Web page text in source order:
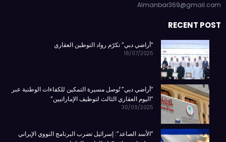
Almanbar369@gmail.com
RECENT POST
“أراضي دبي” تكرّم رواد التوطين العقاري
18/07/2025
“أراضي دبي” تُوصل مسيرة التمكين للكفاءات الوطنية عبر
“اليوم العقاري الثالث لتوظيف الإماراتيين”
30/09/2025
“الأسد الصاعد”: إسرائيل تضرب البرنامج النووي الإيراني